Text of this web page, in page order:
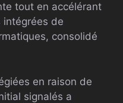
tout en accélérant
intégrées de
consolidé
en raison de
signalés a